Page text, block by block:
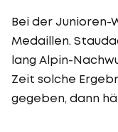
Bei der Junioren-
Medaillen.
lang Alpin-
Zeit solche
gegeben, dann